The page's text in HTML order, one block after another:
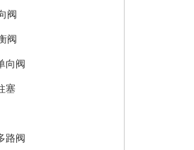
阀
阀
向阀
塞
路阀